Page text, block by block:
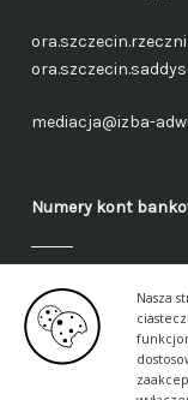
Nasza
mediacja@izba-
Numery kont
Fundusz
40 1050 1559 1000
Fundusz aplikancki
17 1050 1559 1000